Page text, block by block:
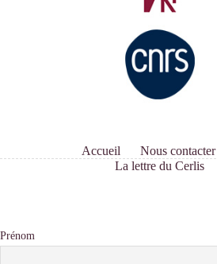
Accueil Nous contacter
La lettre du Cerlis
Prénom